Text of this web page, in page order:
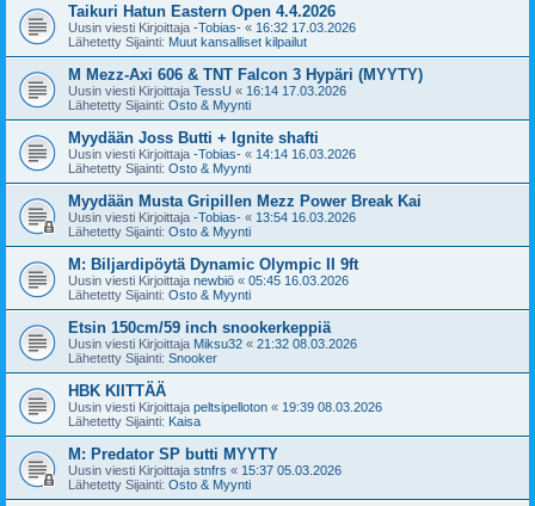
Taikuri Hatun Eastern Open 4.4.2026
Uusin viesti Kirjoittaja -Tobias- « 16:32 17.03.2026
Lähetetty Sijainti: Muut kansalliset kilpailut
M Mezz-Axi 606 & TNT Falcon 3 Hypäri (MYYTY)
Uusin viesti Kirjoittaja TessU « 16:14 17.03.2026
Lähetetty Sijainti: Osto & Myynti
Myydään Joss Butti + Ignite shafti
Uusin viesti Kirjoittaja -Tobias- « 14:14 16.03.2026
Lähetetty Sijainti: Osto & Myynti
Myydään Musta Gripillen Mezz Power Break Kai
Uusin viesti Kirjoittaja -Tobias- « 13:54 16.03.2026
Lähetetty Sijainti: Osto & Myynti
M: Biljardipöytä Dynamic Olympic II 9ft
Uusin viesti Kirjoittaja newbiö « 05:45 16.03.2026
Lähetetty Sijainti: Osto & Myynti
Etsin 150cm/59 inch snookerkeppiä
Uusin viesti Kirjoittaja Miksu32 « 21:32 08.03.2026
Lähetetty Sijainti: Snooker
HBK KIITTÄÄ
Uusin viesti Kirjoittaja peltsipelloton « 19:39 08.03.2026
Lähetetty Sijainti: Kaisa
M: Predator SP butti MYYTY
Uusin viesti Kirjoittaja stnfrs « 15:37 05.03.2026
Lähetetty Sijainti: Osto & Myynti